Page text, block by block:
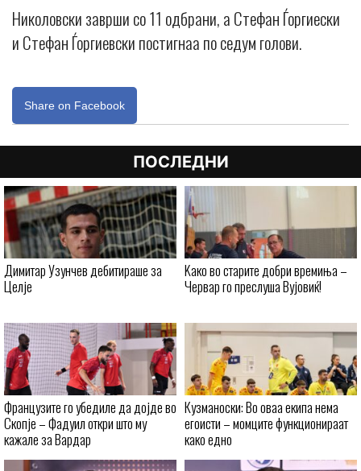
Николовски заврши со 11 одбрани, а Стефан Ѓоргиески
и Стефан Ѓоргиевски постигнаа по седум голови.
Share on Facebook
ПОСЛЕДНИ
Димитар Узунчев дебитираше за
Целје
Kaко во старите добри времиња –
Червар го преслуша Вујовиќ!
Французите го убедиле да дојде во
Скопје – Фадуил откри што му
кажале за Вардар
Кузманоски: Во оваа екипа нема
егоисти – момците функционираат
како едно